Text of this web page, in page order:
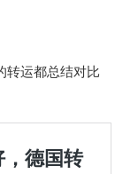
转运都总结对比